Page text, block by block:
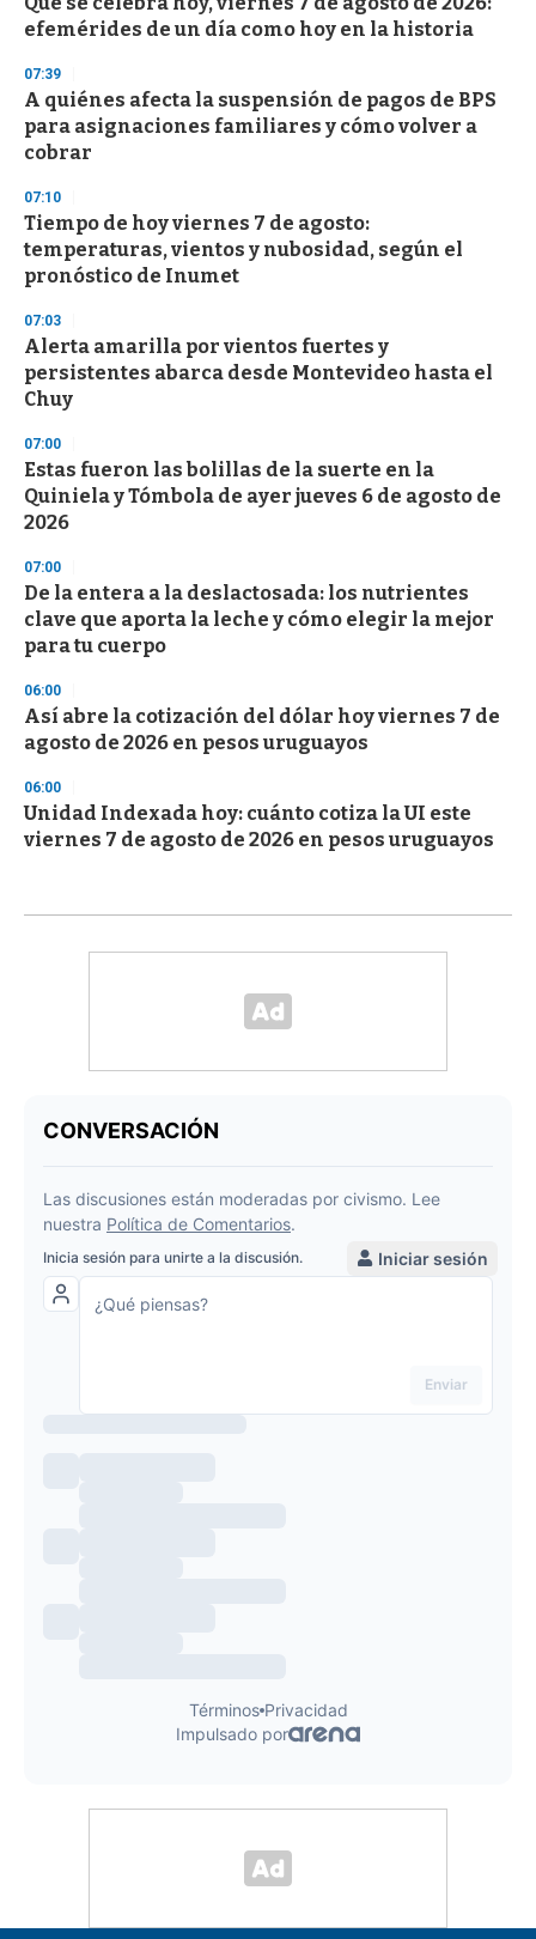
o
f
3
s
c
o
d
s
efemérides de un día como hoy en la historia
07:39
A quiénes afecta la suspensión de pagos de BPS
para asignaciones familiares y cómo volver a
cobrar
07:10
Tiempo de hoy viernes 7 de agosto:
temperaturas, vientos y nubosidad, según el
pronóstico de Inumet
07:03
Alerta amarilla por vientos fuertes y
persistentes abarca desde Montevideo hasta el
Chuy
07:00
Estas fueron las bolillas de la suerte en la
Quiniela y Tómbola de ayer jueves 6 de agosto de
2026
07:00
De la entera a la deslactosada: los nutrientes
clave que aporta la leche y cómo elegir la mejor
para tu cuerpo
06:00
Así abre la cotización del dólar hoy viernes 7 de
agosto de 2026 en pesos uruguayos
06:00
Unidad Indexada hoy: cuánto cotiza la UI este
viernes 7 de agosto de 2026 en pesos uruguayos